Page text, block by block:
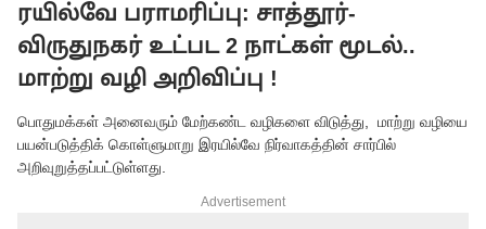
ரயில்வே பராமரிப்பு: சாத்தூர்-
விருதுநகர் உட்பட 2 நாட்கள் மூடல்..
மாற்று வழி அறிவிப்பு !
பொதுமக்கள் அனைவரும் மேற்கண்ட வழிகளை விடுத்து, மாற்று வழியை
பயன்படுத்திக் கொள்ளுமாறு இரயில்வே நிர்வாகத்தின் சார்பில்
அறிவுறுத்தப்பட்டுள்ளது.
Advertisement